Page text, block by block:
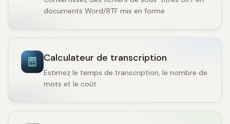
documents Word/RTF mis en forme
Calculateur de transcription
Estimez le temps de transcription, le nombre de
mots et le coût